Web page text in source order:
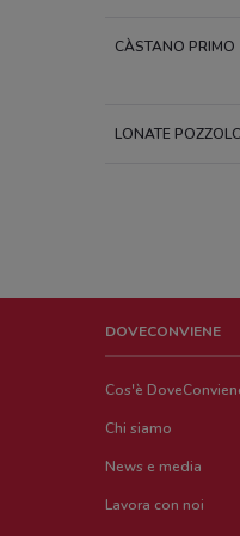
CÀSTANO PRIMO
LONATE
DOVECONVIENE
Cos'è
Chi siamo
News e media
Lavora con noi